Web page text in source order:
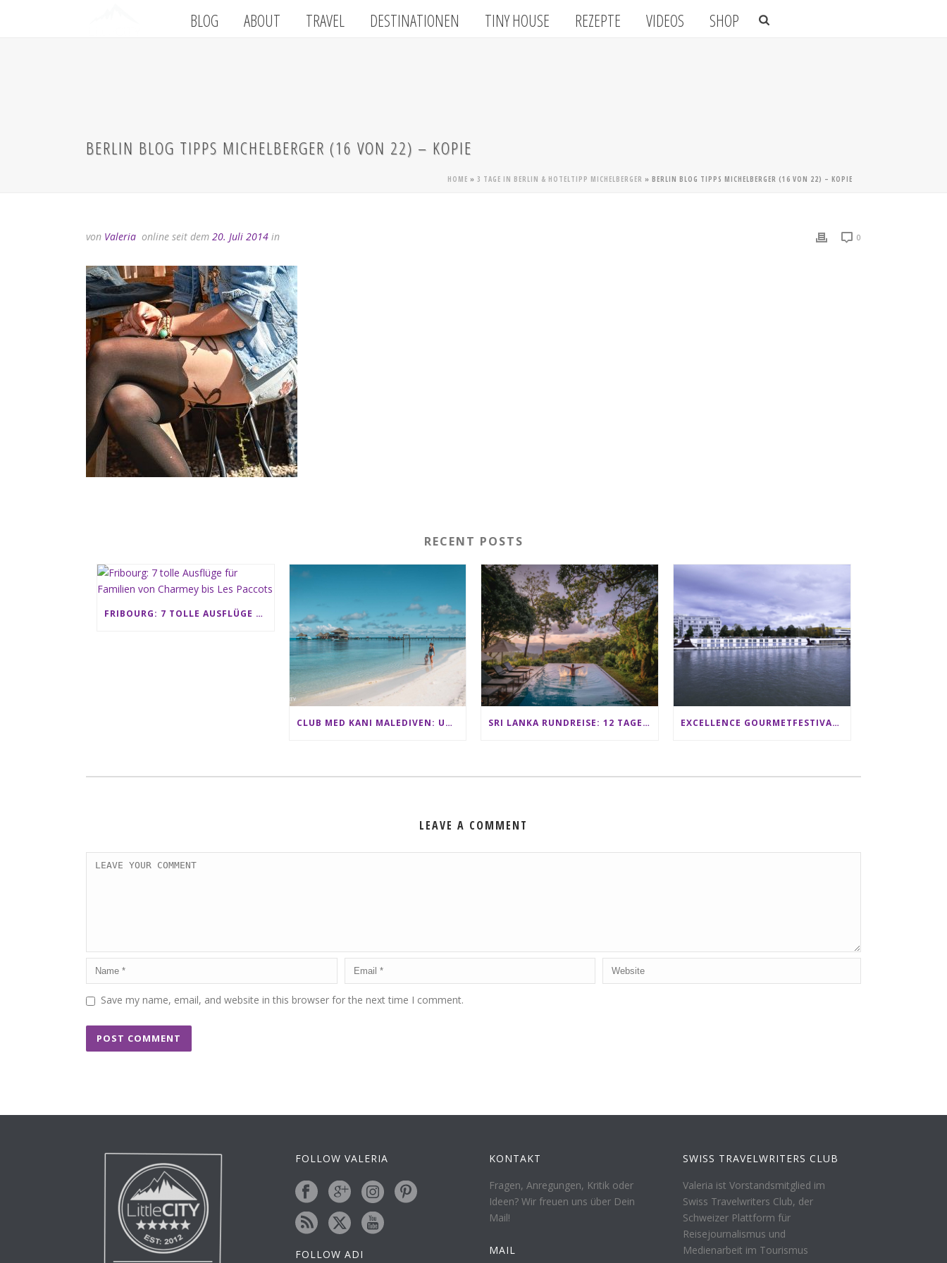
BLOG ABOUT TRAVEL DESTINATIONEN TINY HOUSE REZEPTE VIDEOS SHOP
BERLIN BLOG TIPPS MICHELBERGER (16 VON 22) – KOPIE
HOME » 3 TAGE IN BERLIN & HOTELTIPP MICHELBERGER » BERLIN BLOG TIPPS MICHELBERGER (16 VON 22) – KOPIE
von Valeria online seit dem 20. Juli 2014 in 0
RECENT POSTS
FRIBOURG: 7 TOLLE AUSFLÜGE FÜR FAMILIEN VON CHARMEY BIS LES PACCOTS
CLUB MED KANI MALEDIVEN: UNSERE ERFAHRUNGEN IM ALL-INCLUSIVE PARADIES SRI LANKA RUNDREISE: 12 TAGE ZWISCHEN ELEFANTEN, TEEPLANTAGEN & STRAND ALS FAMILIE EXCELLENCE GOURMETFESTIVAL ´25: ZWEI STERNEKÖCHE ANTONIO GUIDA & DARIO MORESCO VERWÖHNEN IHRE GÄSTE AUF EINER LUXERIÖSEN SCHIFFSREISE
LEAVE A COMMENT
Save my name, email, and website in this browser for the next time I comment.
FOLLOW VALERIA
FOLLOW ADI
KONTAKT
Fragen, Anregungen, Kritik oder
Ideen? Wir freuen uns über Dein
Mail!
MAIL
SWISS TRAVELWRITERS CLUB
Valeria ist Vorstandsmitglied im
Swiss Travelwriters Club, der
Schweizer Plattform für
Reisejournalismus und
Medienarbeit im Tourismus